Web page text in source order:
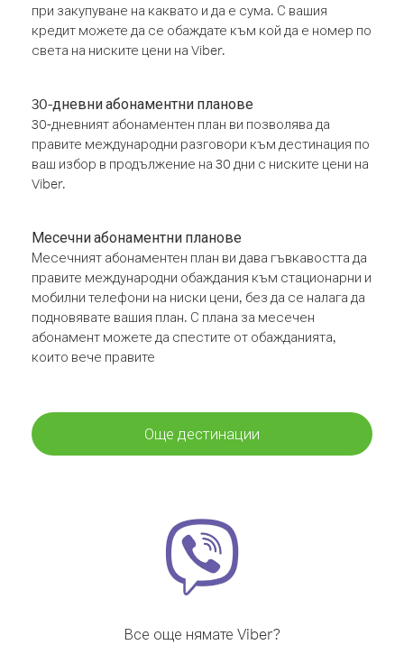
при закупуване на каквато и да е сума. С вашия
кредит можете да се обаждате към кой да е номер по
света на ниските цени на Viber.
30-дневни абонаментни планове
30-дневният абонаментен план ви позволява да
правите международни разговори към дестинация по
ваш избор в продължение на 30 дни с ниските цени на
Viber.
Месечни абонаментни планове
Месечният абонаментен план ви дава гъвкавостта да
правите международни обаждания към стационарни и
мобилни телефони на ниски цени, без да се налага да
подновявате вашия план. С плана за месечен
абонамент можете да спестите от обажданията,
които вече правите
Още дестинации
Все още нямате Viber?